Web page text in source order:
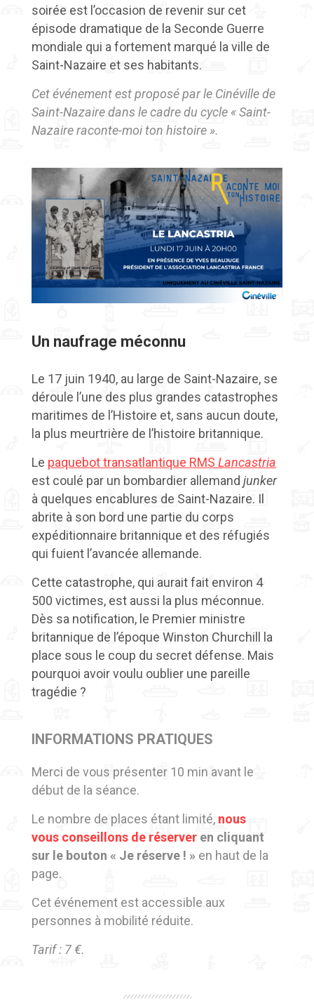
soirée est l’occasion de revenir sur cet
épisode dramatique de la Seconde Guerre
mondiale qui a fortement marqué la ville de
Saint-Nazaire et ses habitants.
Cet événement est proposé par le Cinéville de
Saint-Nazaire dans le cadre du cycle « Saint-
Nazaire raconte-moi ton histoire ».
Un naufrage méconnu
Le 17 juin 1940, au large de Saint-Nazaire, se
déroule l’une des plus grandes catastrophes
maritimes de l’Histoire et, sans aucun doute,
la plus meurtrière de l’histoire britannique.
Le paquebot transatlantique RMS Lancastria
est coulé par un bombardier allemand junker
à quelques encablures de Saint-Nazaire. Il
abrite à son bord une partie du corps
expéditionnaire britannique et des réfugiés
qui fuient l’avancée allemande.
Cette catastrophe, qui aurait fait environ 4
500 victimes, est aussi la plus méconnue.
Dès sa notification, le Premier ministre
britannique de l’époque Winston Churchill la
place sous le coup du secret défense. Mais
pourquoi avoir voulu oublier une pareille
tragédie ?
INFORMATIONS PRATIQUES
Merci de vous présenter 10 min avant le
début de la séance.
Le nombre de places étant limité, nous
vous conseillons de réserver en cliquant
sur le bouton « Je réserve ! » en haut de la
page.
Cet événement est accessible aux
personnes à mobilité réduite.
Tarif : 7 €.